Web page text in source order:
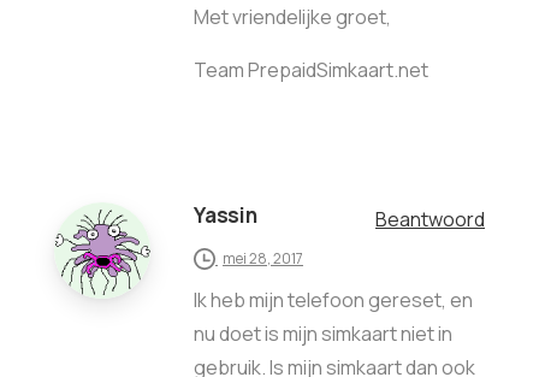
Met vriendelijke groet,
Team PrepaidSimkaart.net
Yassin Beantwoord
mei 28, 2017
Ik heb mijn telefoon gereset, en
nu doet is mijn simkaart niet in
gebruik. Is mijn simkaart dan ook